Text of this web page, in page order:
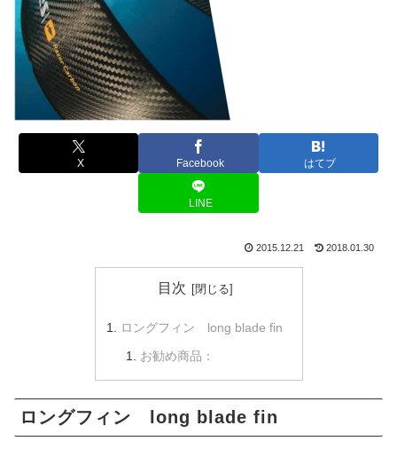
X Facebook はてブ
LINE
2015.12.21 2018.01.30
目次
ロングフィン long blade fin
お勧め商品：
ロングフィン long blade fin